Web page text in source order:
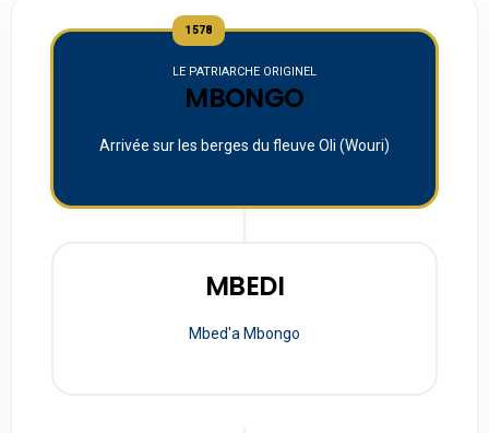
1578
LE PATRIARCHE ORIGINEL
MBONGO
Arrivée sur les berges du fleuve Oli (Wouri)
MBEDI
Mbed'a Mbongo